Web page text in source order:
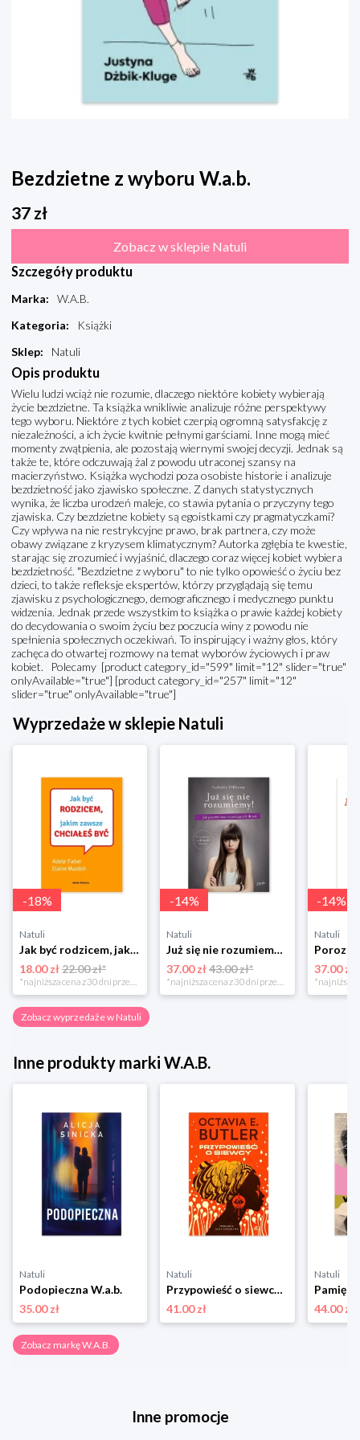
Bezdzietne z wyboru W.a.b.
37 zł
Zobacz w sklepie Natuli
Szczegóły produktu
Marka:
W.A.B.
Kategoria:
Książki
Sklep: Natuli
Opis produktu
Wielu ludzi wciąż nie rozumie, dlaczego niektóre kobiety wybierają
życie bezdzietne. Ta książka wnikliwie analizuje różne perspektywy
tego wyboru. Niektóre z tych kobiet czerpią ogromną satysfakcję z
niezależności, a ich życie kwitnie pełnymi garściami. Inne mogą mieć
momenty zwątpienia, ale pozostają wiernymi swojej decyzji. Jednak są
także te, które odczuwają żal z powodu utraconej szansy na
macierzyństwo. Książka wychodzi poza osobiste historie i analizuje
bezdzietność jako zjawisko społeczne. Z danych statystycznych
wynika, że liczba urodzeń maleje, co stawia pytania o przyczyny tego
zjawiska. Czy bezdzietne kobiety są egoistkami czy pragmatyczkami?
Czy wpływa na nie restrykcyjne prawo, brak partnera, czy może
obawy związane z kryzysem klimatycznym? Autorka zgłębia te kwestie,
starając się zrozumieć i wyjaśnić, dlaczego coraz więcej kobiet wybiera
bezdzietność. "Bezdzietne z wyboru" to nie tylko opowieść o życiu bez
dzieci, to także refleksje ekspertów, którzy przyglądają się temu
zjawisku z psychologicznego, demograficznego i medycznego punktu
widzenia. Jednak przede wszystkim to książka o prawie każdej kobiety
do decydowania o swoim życiu bez poczucia winy z powodu nie
spełnienia społecznych oczekiwań. To inspirujący i ważny głos, który
zachęca do otwartej rozmowy na temat wyborów życiowych i praw
kobiet. Polecamy [product category_id="599" limit="12" slider="true"
onlyAvailable="true"] [product category_id="257" limit="12"
slider="true" onlyAvailable="true"]
Wyprzedaże w sklepie Natuli
-18%
Natuli
Jak być rodzicem, jakim zawsze chciałeś być Media rodzina
18.00 zł22.00 zł*
*najniższa cena z 30 dni przed obniżką
-14%
Natuli
Już się nie rozumiemy! Jak przeżyć czas trzaskających drzwi Esprit
37.00 zł 43.00 zł*
*najniższa cena z 30 dni przed obniżką
-14%
Natuli
37.00 zł
Zobacz wyprzedaże w Natuli
Inne produkty marki W.A.B.
Natuli
Podopieczna W.a.b.
35.00 zł
Natuli
Przypowieść o siewcy W.a.b.
41.00 zł
Natuli
44.00 zł
Zobacz markę W.A.B.
Inne promocje